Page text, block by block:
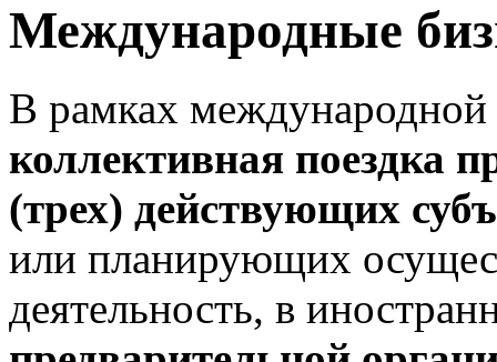
Международные
В рамках международной
коллективная поездка
(трех) действующих
или планирующих
деятельность, в